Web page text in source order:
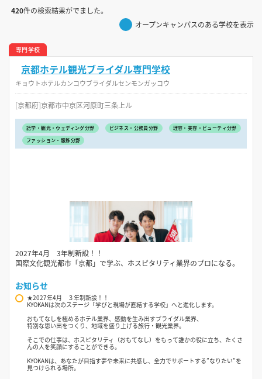
420件の検索結果がでました。
オープンキャンパスのある学校を表示
専門学校
京都ホテル観光ブライダル専門学校
キョウトホテルカンコウブライダルセンモンガッコウ
[京都府]京都市中京区河原町三条上ル
語学・観光・ウェディング分野 ビジネス・公務員分野
理容・美容・ビューティ分野
ファッション・服飾分野
2027年4月 3年制新設！！
国際文化観光都市「京都」で学ぶ、ホスピタリティ業界のプロになる。
お知らせ
★2027年4月 ３年制新設！！
KYOKANは次のステージ「学びと現場が直結する学校」へと進化します。
おもてなしを極めるホテル業界、感動を生み出すブライダル業界、
特別な思い出をつくり、地域を盛り上げる旅行・観光業界。
そこでの仕事は、ホスピタリティ（おもてなし）をもって誰かの役に立ち、たくさ
んの人を笑顔にすることができる。
KYOKANは、あなたが目指す夢や未来に共感し、全力でサポートする”なりたい”を
見つけられる場所。